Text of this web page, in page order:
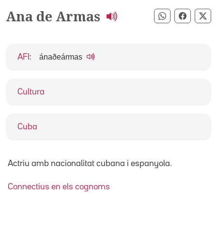
Ana de Armas Compartir
Cultura
Cuba
AFI : ánaðeármas
Actriu amb nacionalitat cubana i espanyola.
Connectius en els cognoms